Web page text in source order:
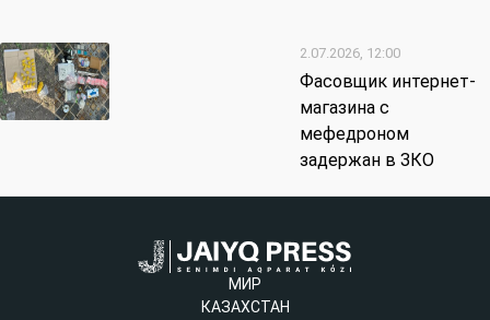
2.07.2026, 12:00
Фасовщик интернет-
магазина с
мефедроном
задержан в ЗКО
МИР
КАЗАХСТАН